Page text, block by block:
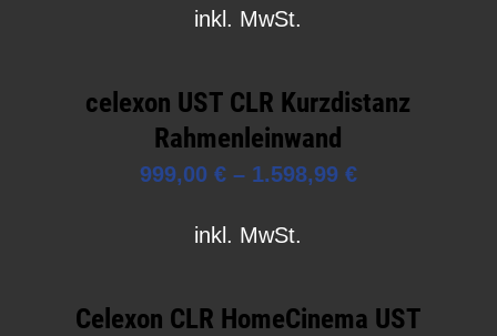
inkl. MwSt.
celexon UST CLR Kurzdistanz
Rahmenleinwand
999,00 €– 1.598,99 €
inkl. MwSt.
Celexon CLR HomeCinema UST